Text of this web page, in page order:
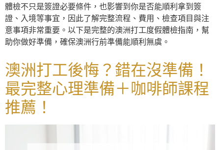
體檢不只是簽證必要條件，也影響到你是否能順利拿到簽
證、入境等事宜，因此了解完整流程、費用、檢查項目與注
意事項非常重要。以下是完整的澳洲打工度假體檢指南，幫
助你做好準備，確保澳洲行前準備能順利無虞。
澳洲打工後悔？錯在沒準備！
最完整心理準備＋咖啡師課程
推薦！